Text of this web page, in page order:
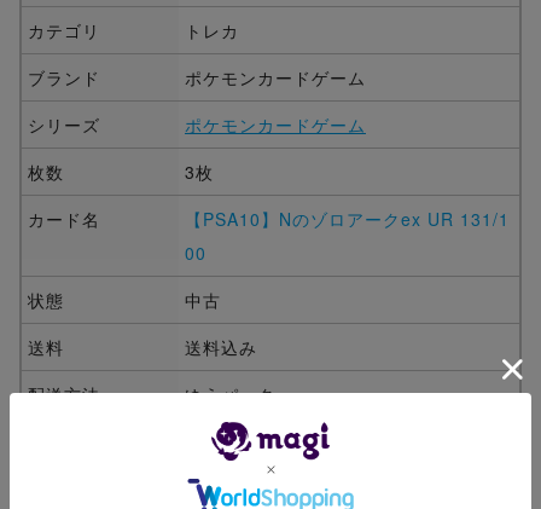
カテゴリ
トレカ
ブランド
ポケモンカードゲーム
シリーズ
ポケモンカードゲーム
枚数
3枚
カード名
【PSA10】Nのゾロアークex UR 131/1
00
状態
中古
送料
送料込み
配送方法
ゆうパック
神奈川県
１〜２日